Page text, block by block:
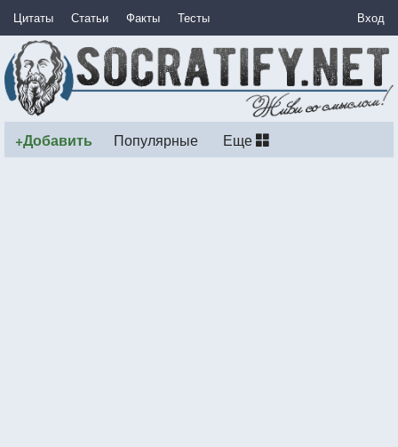
Цитаты Статьи Факты Тесты Вход
+Добавить Популярные Еще